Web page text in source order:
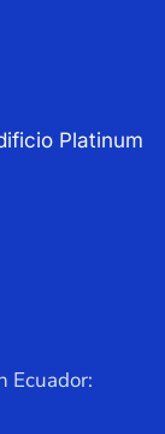
Platinum
Ecuador: